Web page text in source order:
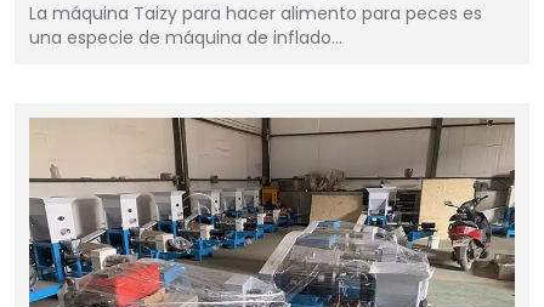
La máquina Taizy para hacer alimento para peces es
una especie de máquina de inflado…